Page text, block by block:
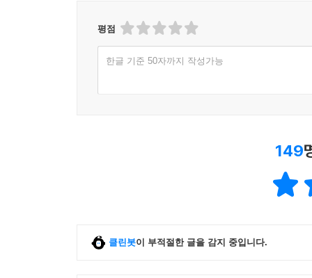
평점
한글 기준 50자까지 작성가능
149
클린봇이 부적절한 글을 감지 중입니다.